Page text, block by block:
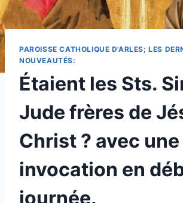
PAROISSE CATHOLIQUE D'ARLES; LES
NOUVEAUTÉS:
Étaient les Sts.
Jude frères de
Christ ? avec une
invocation en
journée.